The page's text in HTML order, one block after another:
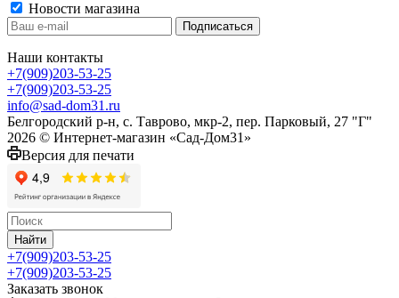
Новости магазина
Наши контакты
+7(909)203-53-25
+7(909)203-53-25
info@sad-dom31.ru
Белгородский р-н, с. Таврово, мкр-2, пер. Парковый, 27 "Г"
2026 © Интернет-магазин «Сад-Дом31»
Версия для печати
Найти
+7(909)203-53-25
+7(909)203-53-25
Заказать звонок